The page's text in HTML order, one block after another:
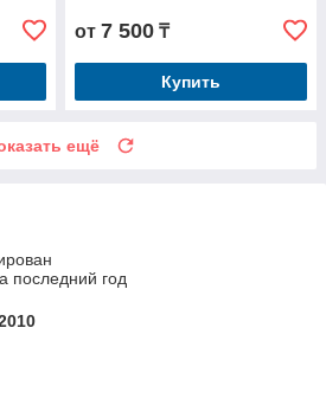
от 7 500 ₸
Купить
ещё
последний год